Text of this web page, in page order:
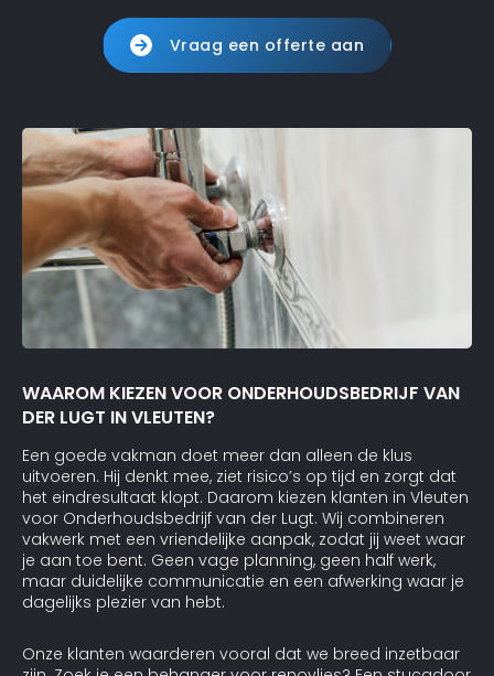
Vraag een offerte aan
WAAROM KIEZEN VOOR ONDERHOUDSBEDRIJF VAN
DER LUGT IN VLEUTEN?
Een goede vakman doet meer dan alleen de klus
uitvoeren. Hij denkt mee, ziet risico’s op tijd en zorgt dat
het eindresultaat klopt. Daarom kiezen klanten in Vleuten
voor Onderhoudsbedrijf van der Lugt. Wij combineren
vakwerk met een vriendelijke aanpak, zodat jij weet waar
je aan toe bent. Geen vage planning, geen half werk,
maar duidelijke communicatie en een afwerking waar je
dagelijks plezier van hebt.
Onze klanten waarderen vooral dat we breed inzetbaar